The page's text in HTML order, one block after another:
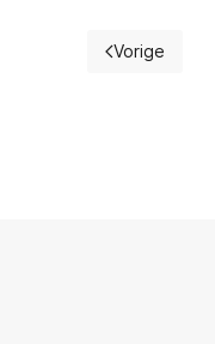
Vorig artikel:
Vorige